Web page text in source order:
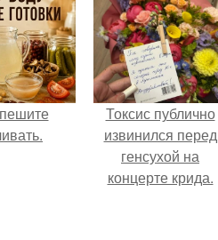
Токсис публично
извинился перед
генсухой на
концерте крида.